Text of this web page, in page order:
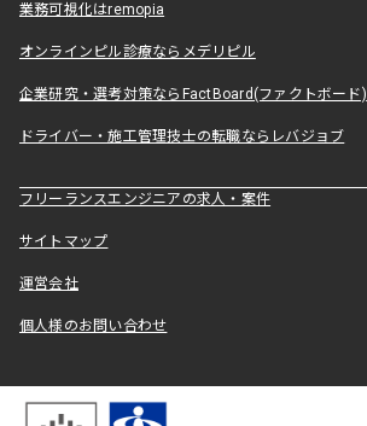
業務可視化はremopia
オンラインピル診療ならメデリピル
企業研究・選考対策ならFactBoard(ファクトボード)
ドライバー・施工管理技士の転職ならレバジョブ
フリーランスエンジニアの求人・案件
サイトマップ
運営会社
個人様のお問い合わせ